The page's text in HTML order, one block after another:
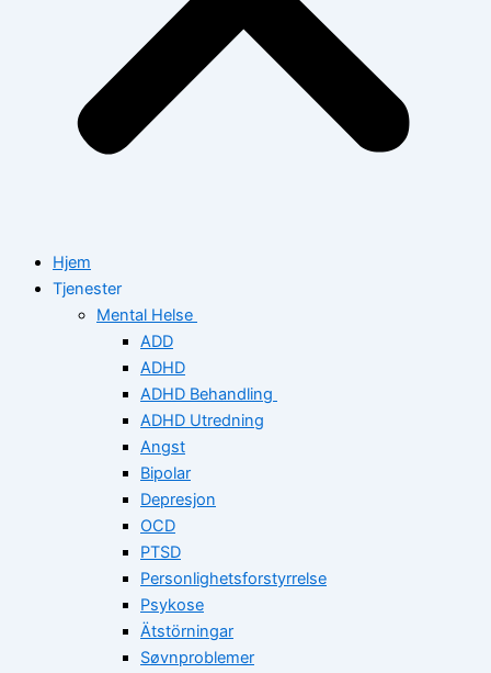
Hjem
Tjenester
Mental Helse
ADD
ADHD
ADHD Behandling
ADHD Utredning
Angst
Bipolar
Depresjon
OCD
PTSD
Personlighetsforstyrrelse
Psykose
Ätstörningar
Søvnproblemer